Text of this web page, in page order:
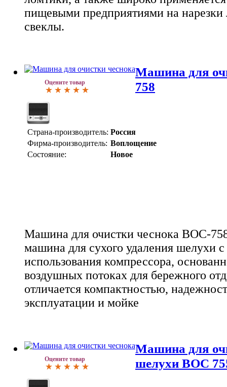
пищевыми предприятиями на нарезки
свеклы.
Оцените товар
Машина для
758
Страна-производитель: Россия
Фирма-производитель: Воплощение
Состояние:
Новое
Машина для очистки чеснока ВОС-758
машина для сухого удаления шелухи с
использования компрессора,
воздушных потоках для бережного
отличается компактностью,
эксплуатации и мойке
Оцените товар
Машина для
шелухи ВОС